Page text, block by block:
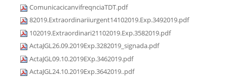
ComunicacicanvifreqnciaTDT.pdf
82019.Extraordinariiurgent14102019.Exp.3492019.pdf
102019.Extraordinari21102019.Exp.3582019.pdf
ActaJGL26.09.2019Exp.3282019_signada.pdf
ActaJGL09.10.2019EXp.3462019.pdf
ActaJGL24.10.2019Exp.3642019..pdf